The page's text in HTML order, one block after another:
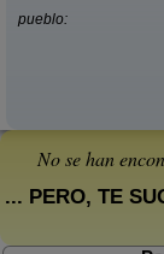
pueblo:
No se han
... PERO, TE